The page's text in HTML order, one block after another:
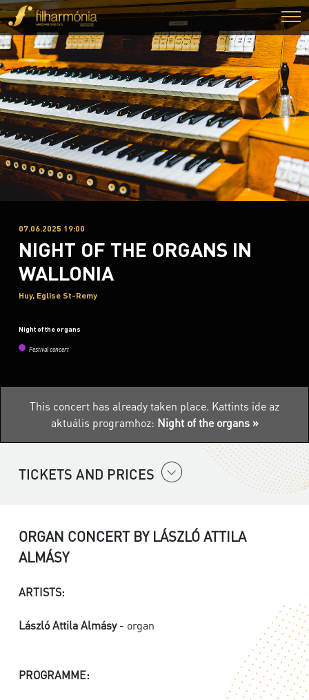
07.06.2025 19:00
NIGHT OF THE ORGANS IN
WALLONIA
Huy, Eglise St-Remy
Night of the organs
Festival concert
This concert has already taken place. Kattints ide az
aktuális programhoz: Night of the organs »
TICKETS AND PRICES
ORGAN CONCERT BY LÁSZLÓ ATTILA
ALMÁSY
ARTISTS:
László Attila Almásy- organ
PROGRAMME: